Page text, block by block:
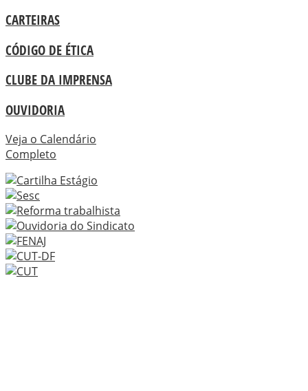
CARTEIRAS
CÓDIGO DE ÉTICA
CLUBE DA IMPRENSA
OUVIDORIA
Veja o Calendário
Completo